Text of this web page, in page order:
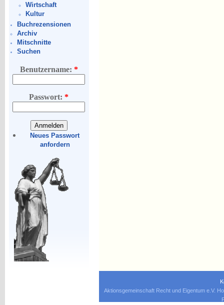
Wirtschaft
Kultur
Buchrezensionen
Archiv
Mitschnitte
Suchen
Benutzername: *
Passwort:*
Neues Passwort
anfordern
Aktionsgemeinschaft Recht und Eigentum e.V.